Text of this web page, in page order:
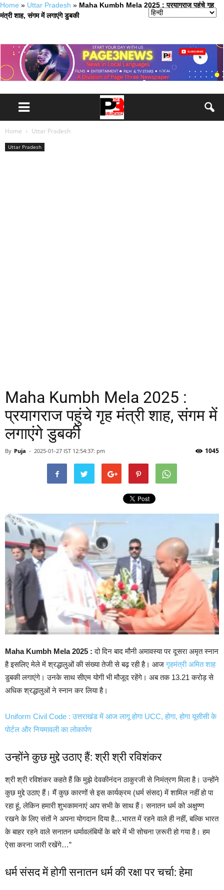
Home » Uttar Pradesh » Maha Kumbh Mela 2025 : प्रयागराज पहुंचे गृह
मंत्री शाह, संगम में लगाएंगे डुबकी
Home Uttar Pradesh
Uttar Pradesh
Maha Kumbh Mela 2025 :
प्रयागराज पहुंचे गृह मंत्री शाह, संगम में
लगाएंगे डुबकी
By Puja - 2025-01-27 IST 12:54:37: pm 1045
Maha Kumbh Mela 2025 : दो दिन बाद मौनी अमावस्या पर दूसरा अमृत स्नान
है इसलिए मेले में श्रद्धालुओं की संख्या तेजी से बढ़ रही है। आजगृहमंत्री अमित शाह
डुबकी लगाएंगे। उनके साथ सीएम योगी भी मौजूद रहेंगे। अब तक 13.21 करोड़ से
अधिक श्रद्धालुओं ने स्नान कर लिया है।
Uniform Civil Code : उत्तराखंड में आज लागू होगा UCC, होगा, होगा यूसीसी के
पोर्टल और नियमावली का लोकार्पण
उन्होंने कुछ मुद्दे उठाए हैं: श्री श्री रविशंकर
श्री श्री रविशंकर कहते हैं कि मुझे देवकीनंदन ठाकुरजी से निमंत्रण मिला है। उन्होंने
कुछ मुद्दे उठाए हैं। मैं कुछ कारणों से इस कार्यक्रम (धर्म संसद) में शामिल नहीं हो पा
रहा हूं, लेकिन हमारी शुभकामनाएं आप सभी के साथ हैं। सनातन धर्म को अक्षुण्ण
रखने के लिए संतों ने अपना योगदान दिया है…भारत में रहने वाले ही नहीं, बल्कि भारत
के बाहर रहने वाले सनातन धर्मावलंबियों के बारे में भी सोचना ज़रूरी हो गया है। हम
ऐसा करना जारी रखेंगे…”
धर्म संसद में होगी सनातन धर्म की रक्षा पर चर्चा: हेमा